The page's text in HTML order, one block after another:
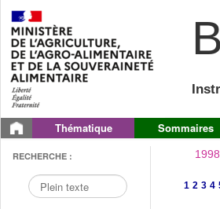
Thématique Sommaires
RECHERCHE : 1998
1 2 3 4